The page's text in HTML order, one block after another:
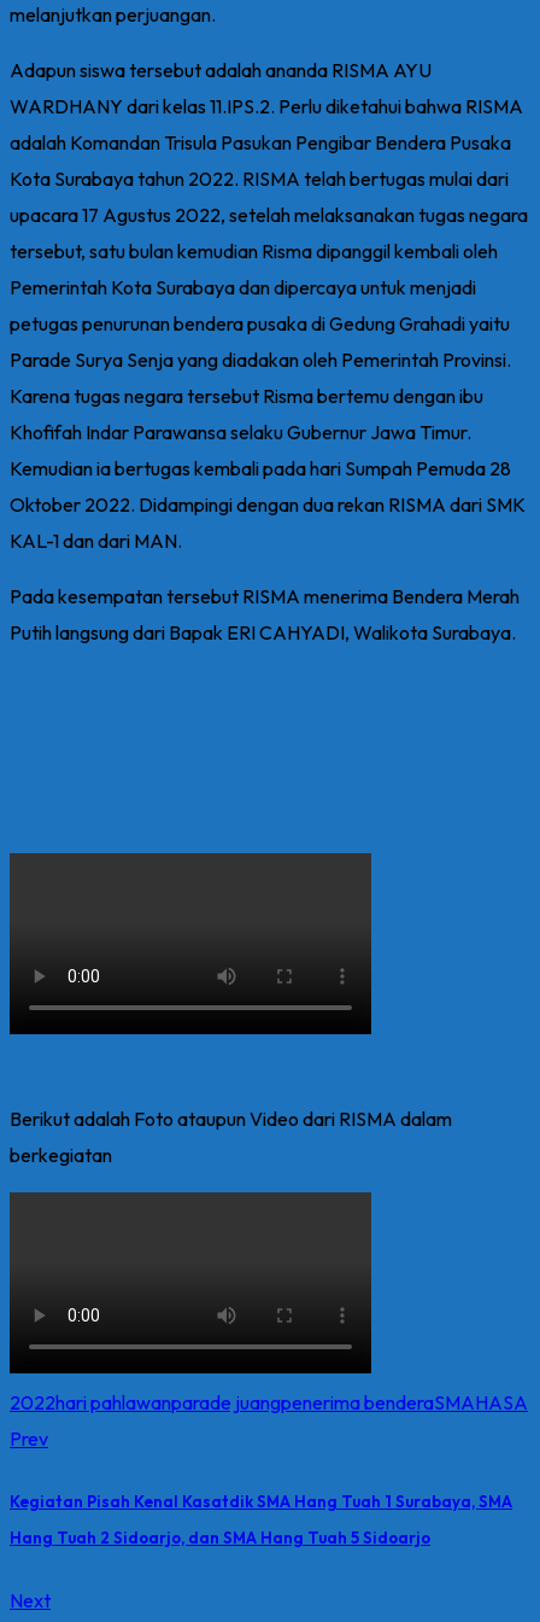
melanjutkan perjuangan.
Adapun siswa tersebut adalah ananda RISMA AYU
WARDHANY dari kelas 11.IPS.2. Perlu diketahui bahwa RISMA
adalah Komandan Trisula Pasukan Pengibar Bendera Pusaka
Kota Surabaya tahun 2022. RISMA telah bertugas mulai dari
upacara 17 Agustus 2022, setelah melaksanakan tugas negara
tersebut, satu bulan kemudian Risma dipanggil kembali oleh
Pemerintah Kota Surabaya dan dipercaya untuk menjadi
petugas penurunan bendera pusaka di Gedung Grahadi yaitu
Parade Surya Senja yang diadakan oleh Pemerintah Provinsi.
Karena tugas negara tersebut Risma bertemu dengan ibu
Khofifah Indar Parawansa selaku Gubernur Jawa Timur.
Kemudian ia bertugas kembali pada hari Sumpah Pemuda 28
Oktober 2022. Didampingi dengan dua rekan RISMA dari SMK
KAL-1 dan dari MAN.
Pada kesempatan tersebut RISMA menerima Bendera Merah
Putih langsung dari Bapak ERI CAHYADI, Walikota Surabaya.
Berikut adalah Foto ataupun Video dari RISMA dalam
berkegiatan
2022hari pahlawanparade juangpenerima benderaSMAHASA
Prev
Kegiatan Pisah Kenal Kasatdik SMA Hang Tuah 1 Surabaya, SMA
Hang Tuah 2 Sidoarjo, dan SMA Hang Tuah 5 Sidoarjo
Next